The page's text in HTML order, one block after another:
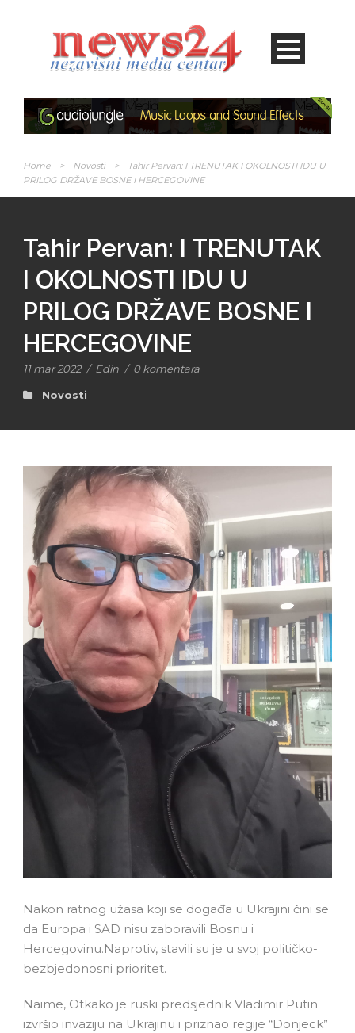
Home > Novosti >
Tahir Pervan: I TRENUTAK I OKOLNOSTI IDU U
PRILOG DRŽAVE BOSNE I HERCEGOVINE
Tahir Pervan: I TRENUTAK
I OKOLNOSTI IDU U
PRILOG DRŽAVE BOSNE I
HERCEGOVINE
11 mar 2022 / Edin / 0 komentara
Novosti
Nakon ratnog užasa koji se događa u Ukrajini čini se
da Europa i SAD nisu zaboravili Bosnu i
Hercegovinu.Naprotiv, stavili su je u svoj političko-
bezbjedonosni prioritet.
Naime, Otkako je ruski predsjednik Vladimir Putin
izvršio invaziju na Ukrajinu i priznao regije “Donjeck”